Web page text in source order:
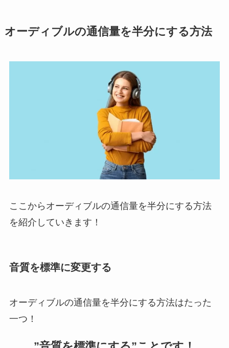
オーディブルの通信量を半分にする方法
ここからオーディブルの通信量を半分にする方法
を紹介していきます！
音質を標準に変更する
オーディブルの通信量を半分にする方法はたった
一つ！